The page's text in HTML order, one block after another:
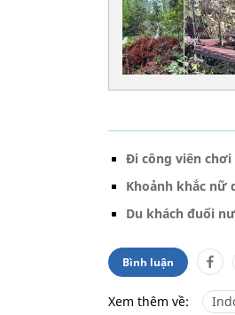
Đi công viên
Khoảnh khắc nữ
Du khách đuối
Bình luận
Xem thêm về: